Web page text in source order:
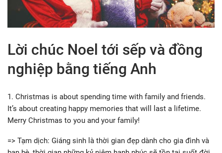
Lời chúc Noel tới sếp và đồng
nghiệp bằng tiếng Anh
1. Christmas is about spending time with family and friends.
It’s about creating happy memories that will last a lifetime.
Merry Christmas to you and your family!
=> Tạm dịch: Giáng sinh là thời gian đẹp dành cho gia đình và